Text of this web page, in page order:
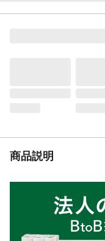
る
使用上の注意
日
使用期間の目安
1
商品説明